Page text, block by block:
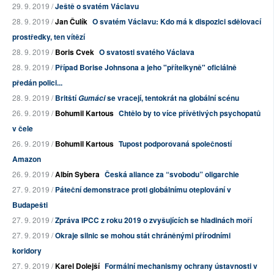
29. 9. 2019 /Ještě o svatém Václavu
28. 9. 2019 /Jan Čulík O svatém Václavu: Kdo má k dispozici sdělovací
prostředky, ten vítězí
28. 9. 2019 /Boris Cvek O svatosti svatého Václava
28. 9. 2019 /Případ Borise Johnsona a jeho "přítelkyně" oficiálně
předán polici...
28. 9. 2019 /BritštíGumácise vracejí, tentokrát na globální scénu
26. 9. 2019 /Bohumil Kartous Chtělo by to více přívětivých psychopatů
v čele
26. 9. 2019 /Bohumil Kartous Tupost podporovaná společností
Amazon
26. 9. 2019 /Albín Sybera Česká aliance za “svobodu” oligarchie
27. 9. 2019 /Páteční demonstrace proti globálnímu oteplování v
Budapešti
27. 9. 2019 /Zpráva IPCC z roku 2019 o zvyšujících se hladinách moří
27. 9. 2019 /Okraje silnic se mohou stát chráněnými přírodními
koridory
27. 9. 2019 /Karel Dolejší Formální mechanismy ochrany ústavnosti v